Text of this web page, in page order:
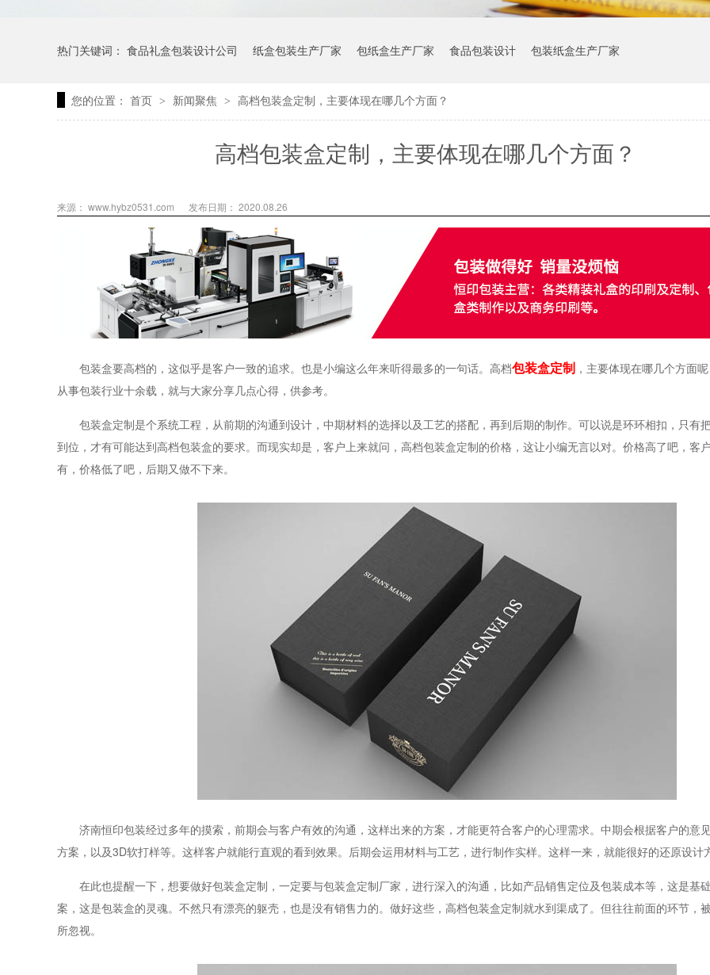
热门关键词： 食品礼盒包装设计公司 纸盒包装生产厂家 包纸盒生产厂家 食品包装设计 包装纸盒生产厂家
您的位置： 首页 > 新闻聚焦 > 高档包装盒定制，主要体现在哪几个方面？
高档包装盒定制，主要体现在哪几个方面？
来源： www.hybz0531.com 发布日期： 2020.08.26
包装盒要高档的，这似乎是客户一致的追求。也是小编这么年来听得最多的一句话。高档包装盒定制 ，主要体现在哪几个方面
从事包装行业十余载，就与大家分享几点心得，供参考。
包装盒定制是个系统工程，从前期的沟通到设计，中期材料的选择以及工艺的搭配，再到后期的制作。可以说是环环相扣，只有
到位，才有可能达到高档包装盒的要求。而现实却是，客户上来就问，高档包装盒定制的价格，这让小编无言以对。价格高了吧，客
有，价格低了吧，后期又做不下来。
济南恒印包装经过多年的摸索，前期会与客户有效的沟通，这样出来的方案，才能更符合客户的心理需求。中期会根据客户的意
方案，以及3D软打样等。这样客户就能行直观的看到效果。后期会运用材料与工艺，进行制作实样。这样一来，就能很好的还原设计
在此也提醒一下，想要做好包装盒定制，一定要与包装盒定制厂家，进行深入的沟通，比如产品销售定位及包装成本等，这是基
案，这是包装盒的灵魂。不然只有漂亮的躯壳，也是没有销售力的。做好这些，高档包装盒定制就水到渠成了。但往往前面的环节，
所忽视。